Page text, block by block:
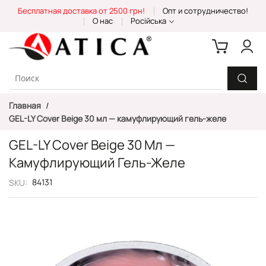
Content
Бесплатная доставка от 2500 грн!
Опт и сотрудничество!
О нас
Російська
Главная
GEL-LY Cover Beige 30 мл — камуфлирующий гель-желе
GEL-LY Cover Beige 30 Мл —
Камуфлирующий Гель-Желе
SKU 84131